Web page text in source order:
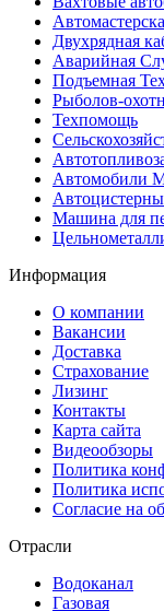
Двухрядная
Аварийная
Подъемная
Рыболов-
Техпомощь
Автомобили
Автоцистерны
Машина для
Информация
О компании
Вакансии
Доставка
Страхование
Лизинг
Контакты
Карта сайта
Видеообзоры
Политика
Политика
Согласие на
Отрасли
Водоканал
Газовая